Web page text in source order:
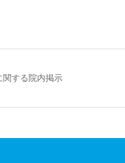
関する院内掲示